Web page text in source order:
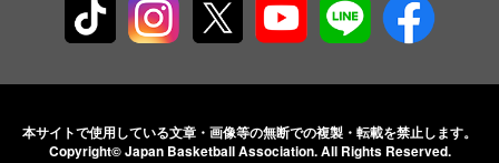
本サイトで使用している文章・画像等の無断での複製・転載を禁止します。
Copyright© Japan Basketball Association.All Rights Reserved.